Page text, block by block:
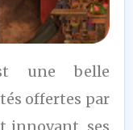
une belle
offertes par